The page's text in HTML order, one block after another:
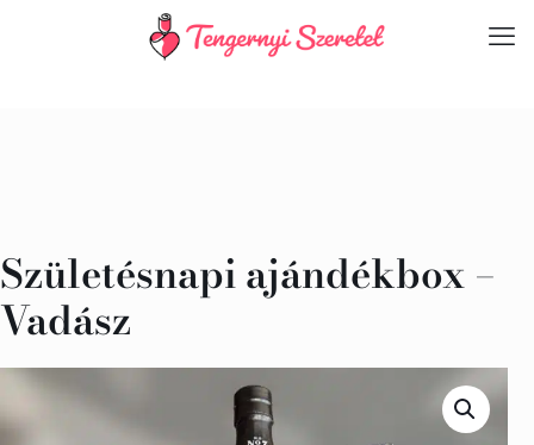
Születésnapi ajándékbox –
Vadász